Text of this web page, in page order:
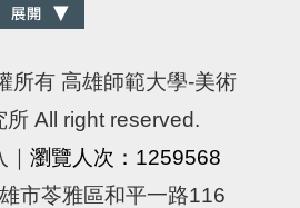
所有 高雄師範大學-美術
所 All right reserved.
瀏覽人次：1259568
市苓雅區和平一路116